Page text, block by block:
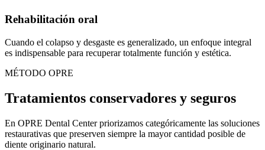
Rehabilitación oral
Cuando el colapso y desgaste es generalizado, un enfoque integral
es indispensable para recuperar totalmente función y estética.
MÉTODO OPRE
Tratamientos conservadores y seguros
En OPRE Dental Center priorizamos categóricamente las soluciones
restaurativas que preserven siempre la mayor cantidad posible de
diente originario natural.